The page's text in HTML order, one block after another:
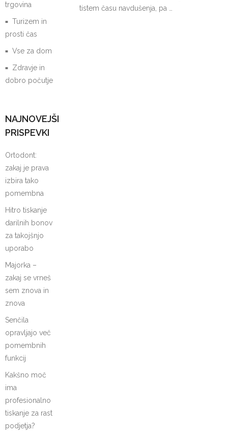
tistem času navdušenja, pa …
trgovina
Turizem in
prosti čas
Vse za dom
Zdravje in
dobro počutje
NAJNOVEJŠI
PRISPEVKI
Ortodont:
zakaj je prava
izbira tako
pomembna
Hitro tiskanje
darilnih bonov
za takojšnjo
uporabo
Majorka –
zakaj se vrneš
sem znova in
znova
Senčila
opravljajo več
pomembnih
funkcij
Kakšno moč
ima
profesionalno
tiskanje za rast
podjetja?